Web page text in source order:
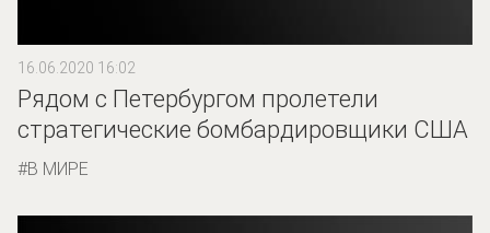
16.06.2020 16:02
Рядом с Петербургом пролетели
стратегические бомбардировщики США
В МИРЕ